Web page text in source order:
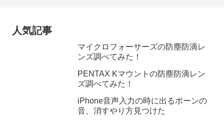
人気記事
マイクロフォーサーズの防塵防滴レ
ンズ調べてみた！
PENTAX Kマウントの防塵防滴レン
ズ調べてみた！
iPhone音声入力の時に出るポーンの
音、消すやり方見つけた